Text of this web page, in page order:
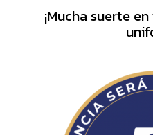
¡Mucha suerte